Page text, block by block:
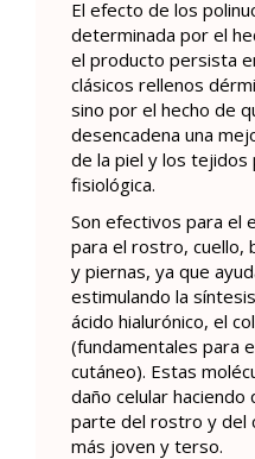
El efecto de los
determinada por el
el producto persista
clásicos rellenos
sino por el hecho de
desencadena una
de la piel y los tejidos
fisiológica.
Son efectivos para el
para el rostro, cuello,
y piernas, ya que
estimulando la
ácido hialurónico, el
(fundamentales para
cutáneo). Estas
daño celular haciendo
parte del rostro y del
más joven y terso.